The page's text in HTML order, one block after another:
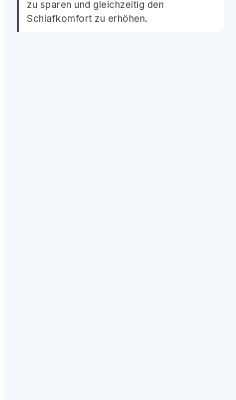
zu sparen und gleichzeitig den
Schlafkomfort zu erhöhen.